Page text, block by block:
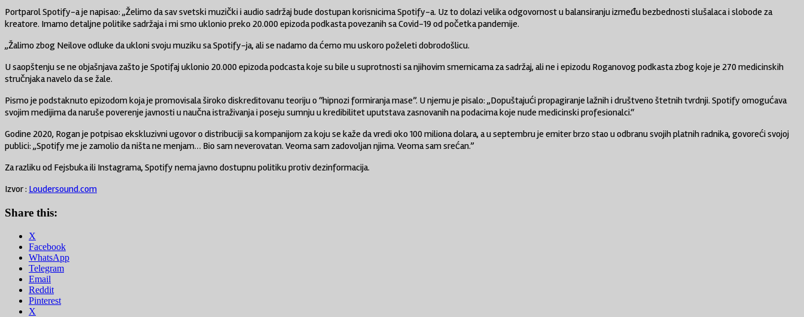
Portparol Spotify-a je napisao: „Želimo da sav svetski muzički i audio sadržaj bude dostupan korisnicima Spotify-a. Uz to dolazi velika odgovornost u balansiranju između bezbednosti slušalaca i slobode za
kreatore. Imamo detaljne politike sadržaja i mi smo uklonio preko 20.000 epizoda podkasta povezanih sa Covid-19 od početka pandemije.
„Žalimo zbog Neilove odluke da ukloni svoju muziku sa Spotify-ja, ali se nadamo da ćemo mu uskoro poželeti dobrodošlicu.
U saopštenju se ne objašnjava zašto je Spotifaj uklonio 20.000 epizoda podcasta koje su bile u suprotnosti sa njihovim smernicama za sadržaj, ali ne i epizodu Roganovog podkasta zbog koje je 270 medicinskih
stručnjaka navelo da se žale.
Pismo je podstaknuto epizodom koja je promovisala široko diskreditovanu teoriju o “hipnozi formiranja mase”. U njemu je pisalo: „Dopuštajući propagiranje lažnih i društveno štetnih tvrdnji. Spotify omogućava
svojim medijima da naruše poverenje javnosti u naučna istraživanja i poseju sumnju u kredibilitet uputstava zasnovanih na podacima koje nude medicinski profesionalci.“
Godine 2020, Rogan je potpisao ekskluzivni ugovor o distribuciji sa kompanijom za koju se kaže da vredi oko 100 miliona dolara, a u septembru je emiter brzo stao u odbranu svojih platnih radnika, govoreći svojoj
publici: „Spotify me je zamolio da ništa ne menjam… Bio sam neverovatan. Veoma sam zadovoljan njima. Veoma sam srećan.”
Za razliku od Fejsbuka ili Instagrama, Spotify nema javno dostupnu politiku protiv dezinformacija.
Izvor : Loudersound.com
Share this:
X
Facebook
WhatsApp
Telegram
Email
Reddit
Pinterest
X